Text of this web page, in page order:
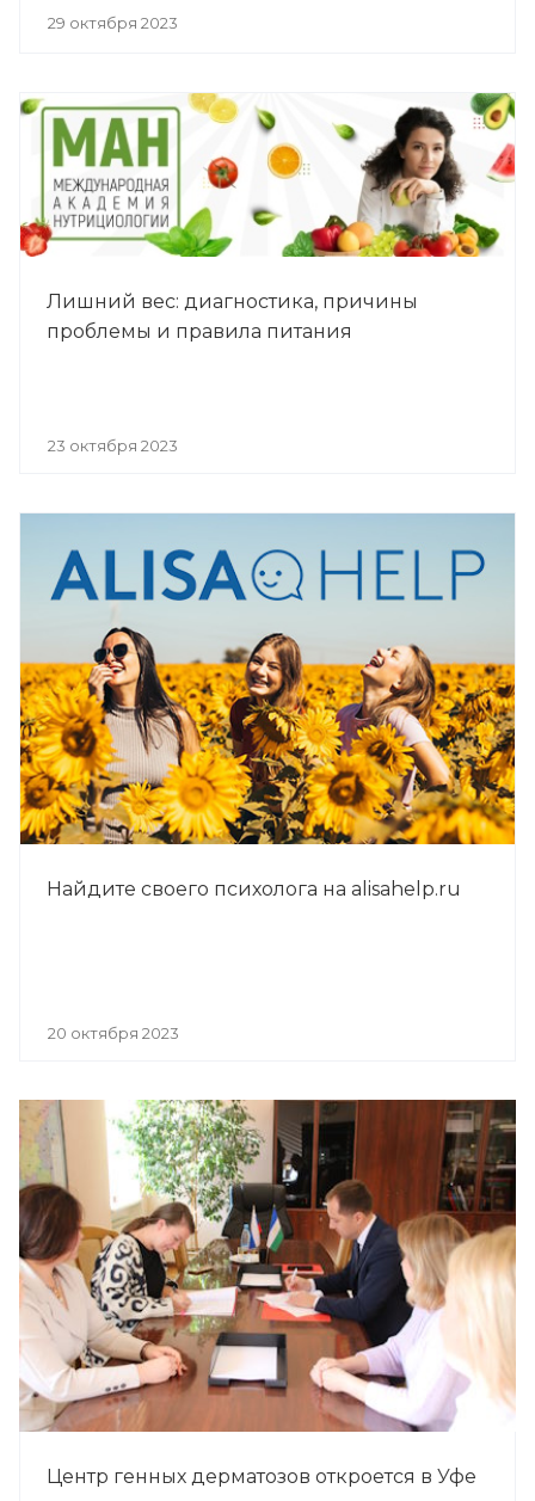
29 октября 2023
Лишний вес: диагностика, причины
проблемы и правила питания
23 октября 2023
Найдите своего психолога на alisahelp.ru
20 октября 2023
Центр генных дерматозов откроется в Уфе